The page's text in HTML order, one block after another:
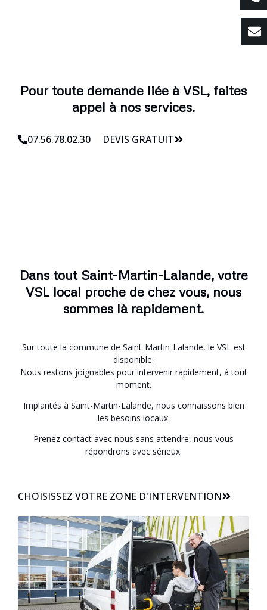
Pour toute demande liée à VSL, faites
appel à nos services.
07.56.78.02.30 DEVIS GRATUIT
Dans tout Saint-Martin-Lalande, votre
VSL local proche de chez vous, nous
sommes là rapidement.
Sur toute la commune de Saint-Martin-Lalande, le VSL est
disponible.
Nous restons joignables pour intervenir rapidement, à tout
moment.
Implantés à Saint-Martin-Lalande, nous connaissons bien
les besoins locaux.
Prenez contact avec nous sans attendre, nous vous
répondrons avec sérieux.
CHOISISSEZ VOTRE ZONE D'INTERVENTION